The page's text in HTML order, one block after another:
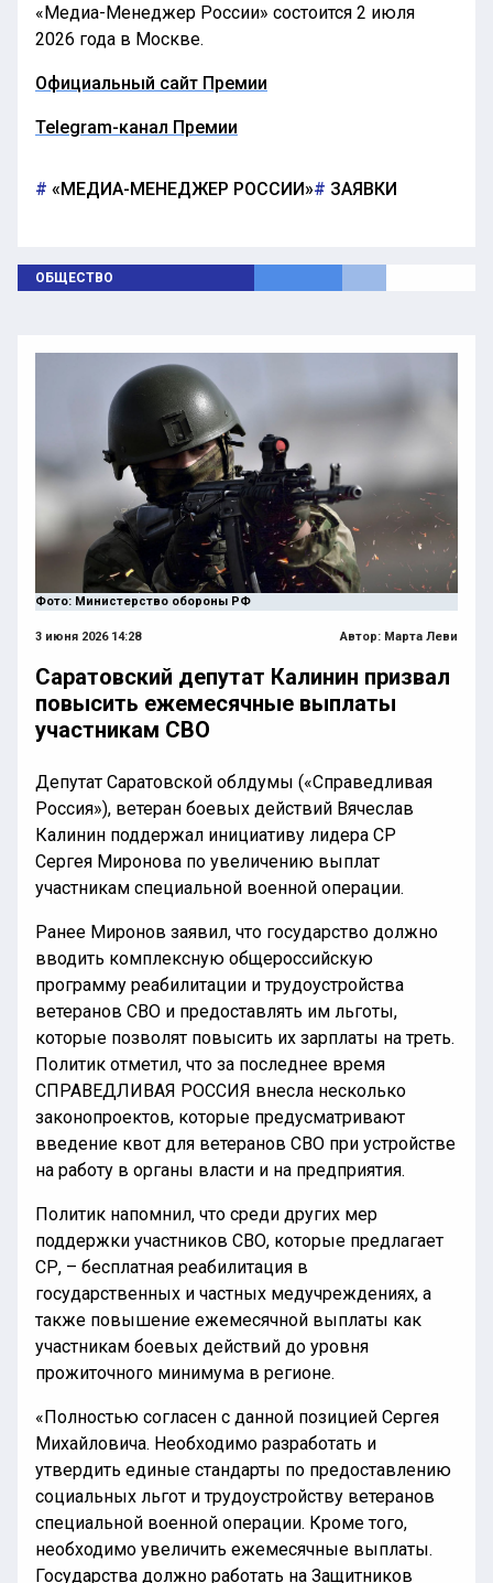
«Медиа-Менеджер России» состоится 2 июля
2026 года в Москве.
Официальный сайт Премии
Telegram-канал Премии
«МЕДИА-МЕНЕДЖЕР РОССИИ» ЗАЯВКИ
ОБЩЕСТВО
Фото: Министерство обороны РФ
3 июня 2026 14:28 Автор: Марта Леви
Саратовский депутат Калинин призвал
повысить ежемесячные выплаты
участникам СВО
Депутат Саратовской облдумы («Справедливая
Россия»), ветеран боевых действий Вячеслав
Калинин поддержал инициативу лидера СР
Сергея Миронова по увеличению выплат
участникам специальной военной операции.
Ранее Миронов заявил, что государство должно
вводить комплексную общероссийскую
программу реабилитации и трудоустройства
ветеранов СВО и предоставлять им льготы,
которые позволят повысить их зарплаты на треть.
Политик отметил, что за последнее время
СПРАВЕДЛИВАЯ РОССИЯ внесла несколько
законопроектов, которые предусматривают
введение квот для ветеранов СВО при устройстве
на работу в органы власти и на предприятия.
Политик напомнил, что среди других мер
поддержки участников СВО, которые предлагает
СР, – бесплатная реабилитация в
государственных и частных медучреждениях, а
также повышение ежемесячной выплаты как
участникам боевых действий до уровня
прожиточного минимума в регионе.
«Полностью согласен с данной позицией Сергея
Михайловича. Необходимо разработать и
утвердить единые стандарты по предоставлению
социальных льгот и трудоустройству ветеранов
специальной военной операции. Кроме того,
необходимо увеличить ежемесячные выплаты.
Государства должно работать на Защитников